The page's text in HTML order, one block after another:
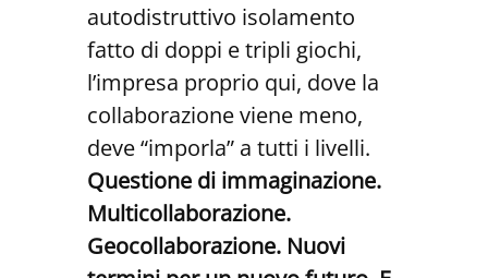
autodistruttivo isolamento
fatto di doppi e tripli giochi,
l’impresa proprio qui, dove la
collaborazione viene meno,
deve “imporla” a tutti i livelli.
Questione di immaginazione.
Multicollaborazione.
Geocollaborazione. Nuovi